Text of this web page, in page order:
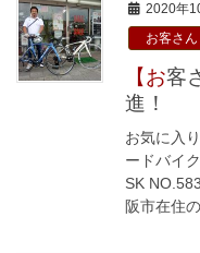
2020年
お客さん
【お客さん】デローザ SKとFEDE 発
進！
お気に入
ードバイ
SK
阪市在住